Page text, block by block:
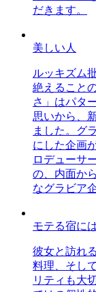
だきます。
美しい人
ルッキズム
絶えること
さ」はパタ
思いから、
ました。グ
にした企画
ロデューサ
の、内面か
なグラビア
モテる宿に
彼女と訪れ
料理、そし
リティも大